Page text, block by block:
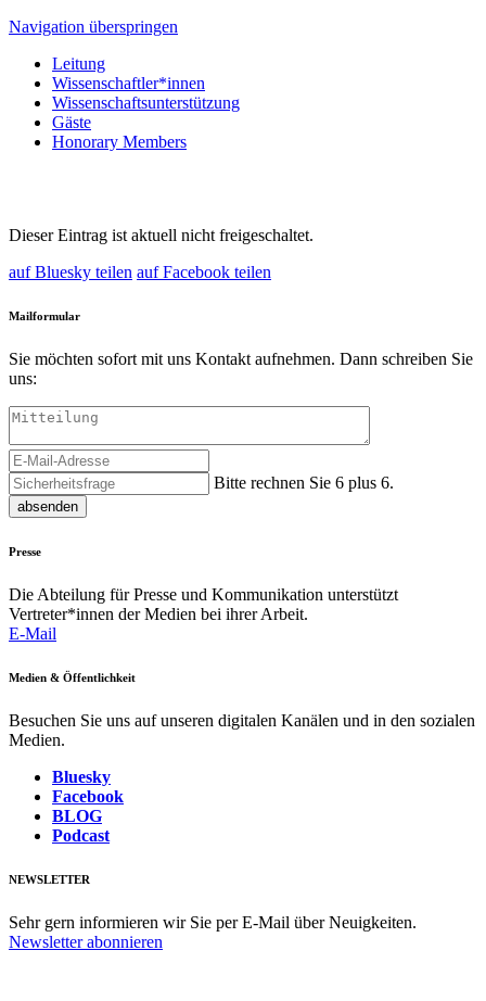
Navigation überspringen
Leitung
Wissenschaftler*innen
Wissenschaftsunterstützung
Gäste
Honorary Members
Dieser Eintrag ist aktuell nicht freigeschaltet.
auf Bluesky teilen auf Facebook teilen
Mailformular
Sie möchten sofort mit uns Kontakt aufnehmen. Dann schreiben Sie
uns:
Bitte rechnen Sie 6 plus 6.
absenden
Presse
Die Abteilung für Presse und Kommunikation unterstützt
Vertreter*innen der Medien bei ihrer Arbeit.
E-Mail
Medien & Öffentlichkeit
Besuchen Sie uns auf unseren digitalen Kanälen und in den sozialen
Medien.
Bluesky
Facebook
BLOG
Podcast
NEWSLETTER
Sehr gern informieren wir Sie per E-Mail über Neuigkeiten.
Newsletter abonnieren